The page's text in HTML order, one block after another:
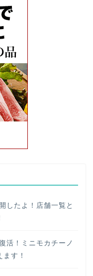
したよ！店舗一覧と
活！ミニモカチーノ
す！